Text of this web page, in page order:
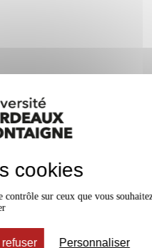
cookies
contrôle sur ceux que vous
refuser Personnaliser